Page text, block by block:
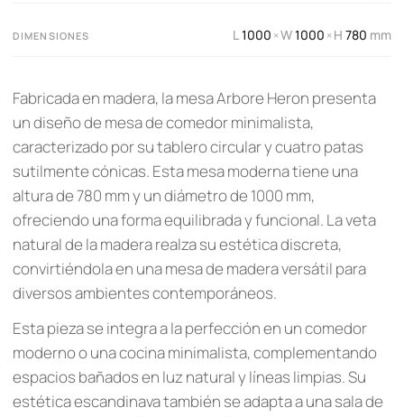
DIMENSIONES L1000 ×W1000 ×H 780 mm
Fabricada en madera, la mesa Arbore Heron presenta
un diseño de mesa de comedor minimalista,
caracterizado por su tablero circular y cuatro patas
sutilmente cónicas. Esta mesa moderna tiene una
altura de 780 mm y un diámetro de 1000 mm,
ofreciendo una forma equilibrada y funcional. La veta
natural de la madera realza su estética discreta,
convirtiéndola en una mesa de madera versátil para
diversos ambientes contemporáneos.
Esta pieza se integra a la perfección en un comedor
moderno o una cocina minimalista, complementando
espacios bañados en luz natural y líneas limpias. Su
estética escandinava también se adapta a una sala de